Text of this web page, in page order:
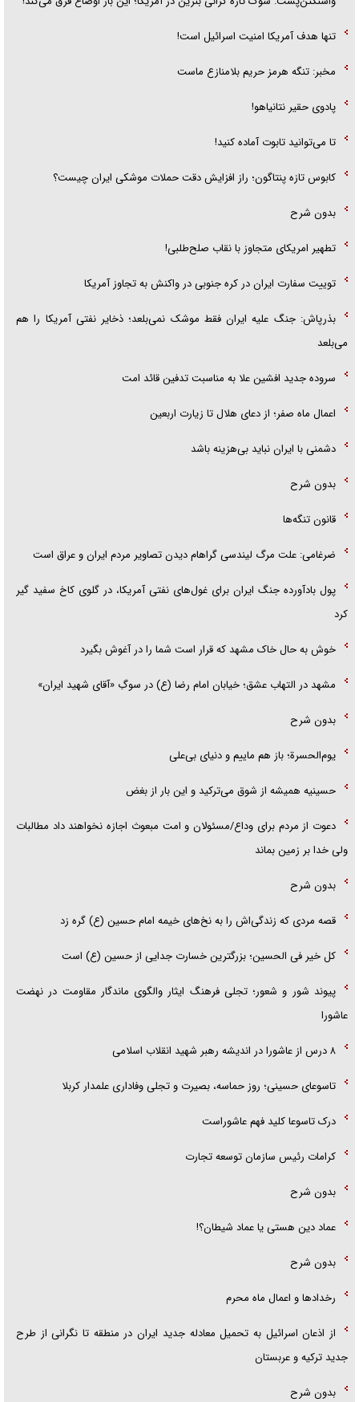
تنها هدف آمریکا امنیت اسرائیل است!
مخبر: تنگه هرمز حریم بلامنازع ماست
پادوی حقیر نتانیاهو!
تا می‌توانید تابوت آماده کنید!
کابوس تازه پنتاگون؛ راز افزایش دقت حملات موشکی ایران چیست؟
بدون شرح
تطهیر امریکای متجاوز با نقاب صلح‌طلبی!
توییت سفارت ایران در کره جنوبی در واکنش به تجاوز آمریکا
بذرپاش: ‏جنگ علیه ایران فقط موشک نمی‌بلعد؛ ذخایر نفتی آمریکا را هم
می‌بلعد
سروده جدید افشین علا به مناسبت تدفین قائد امت
اعمال ماه صفر؛ از دعای هلال تا زیارت اربعین
دشمنی با ایران نباید بی‌هزینه باشد
بدون شرح
قانون تنگه‌ها
ضرغامی: علت مرگ لیندسی گراهام دیدن تصاویر مردم ایران و عراق است
پول بادآورده جنگ ایران برای غول‌های نفتی آمریکا، در گلوی کاخ سفید گیر
کرد
خوش به حال خاک مشهد که قرار است شما را در آغوش بگیرد
مشهد در التهاب عشق؛ خیابان امام رضا (ع) در سوگِ «آقای شهید ایران»
بدون شرح
یوم‌الحسرة؛ باز هم ماییم و دنیای بی‌علی
حسینیه همیشه از شوق می‌ترکید و این بار از بغض
دعوت از مردم برای وداع/مسئولان و امت مبعوث اجازه نخواهند داد مطالبات
ولی خدا بر زمین بماند
بدون شرح
قصه مردی که زندگی‌اش را به نخ‌های خیمه امام حسین (ع) گره زد
کل خیر فی الحسین؛ بزرگترین خسارت جدایی از حسین (ع) است
پیوند شور و شعور؛ تجلی فرهنگ ایثار والگوی ماندگار مقاومت در نهضت
عاشورا
۸ درس از عاشورا در اندیشه رهبر شهید انقلاب اسلامی
تاسوعای حسینی؛ روز حماسه، بصیرت و تجلی وفاداری علمدار کربلا
درک تاسوعا کلید فهم عاشوراست
کرامات رئیس سازمان توسعه تجارت
بدون شرح
عماد دین هستی یا عماد شیطان؟!
بدون شرح
رخداد‌ها و اعمال ماه محرم
از اذعان اسرائیل به تحمیل معادله جدید ایران در منطقه تا نگرانی از طرح
جدید ترکیه و عربستان
بدون شرح